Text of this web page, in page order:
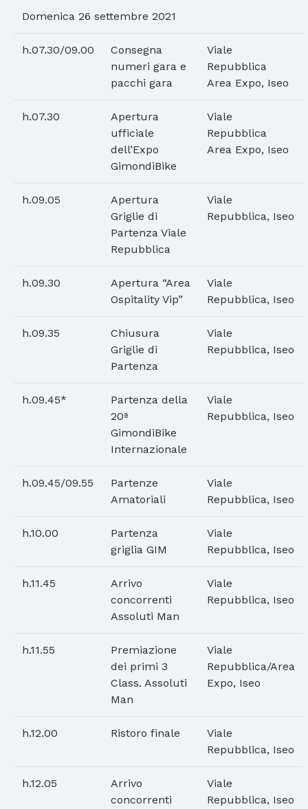
Domenica 26 settembre 2021
h.07.30/09.00
Consegna
numeri gara e
pacchi gara
Viale
Repubblica
Area Expo, Iseo
h.07.30
Apertura
ufficiale
dell’Expo
GimondiBike
Viale
Repubblica
Area Expo, Iseo
h.09.05
Apertura
Griglie di
Partenza Viale
Repubblica
Viale
Repubblica, Iseo
h.09.30
Apertura “Area
Ospitality Vip”
Viale
Repubblica, Iseo
h.09.35
Chiusura
Griglie di
Partenza
Viale
Repubblica, Iseo
h.09.45*
Partenza della
20ª
GimondiBike
Internazionale
Viale
Repubblica, Iseo
h.09.45/09.55
Partenze
Amatoriali
Viale
Repubblica, Iseo
h.10.00
Partenza
griglia GIM
Viale
Repubblica, Iseo
h.11.45
Arrivo
concorrenti
Assoluti Man
Viale
Repubblica, Iseo
h.11.55
Premiazione
dei primi 3
Class. Assoluti
Man
Viale
Repubblica/Area
Expo, Iseo
h.12.00 Ristoro finale
Viale
Repubblica, Iseo
h.12.05
Arrivo
concorrenti
Viale
Repubblica, Iseo